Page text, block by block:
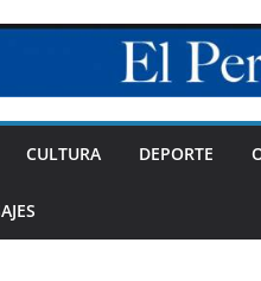
CULTURA DEPORTE